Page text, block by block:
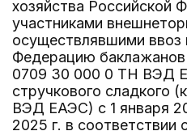
хозяйства Российской
участниками
осуществлявшими ввоз
Федерацию
0709 30 000 0 ТН ВЭД
стручкового сладкого
ВЭД ЕАЭС) с 1 января
2025 г. в соответствии